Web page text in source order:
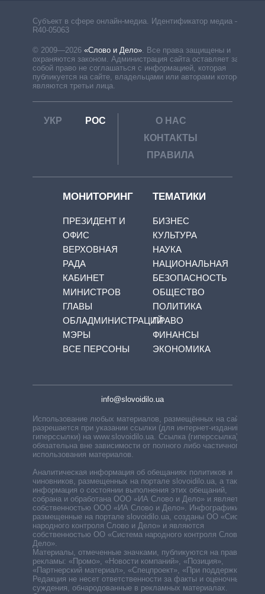
Субъект в сфере онлайн-медиа. Идентификатор медиа –
R40-05063
© 2009—2026 «Слово и Дело». Все права защищены и
охраняются законом. Администрация сайта оставляет за
собой право не соглашаться с информацией, которая
публикуется на сайте, владельцами или авторами которой
являются третьи лица.
УКР РОС
О НАС
КОНТАКТЫ
ПРАВИЛА
МОНИТОРИНГ
ПРЕЗИДЕНТ И
ОФИС
ВЕРХОВНАЯ
РАДА
КАБИНЕТ
МИНИСТРОВ
ГЛАВЫ
ОБЛАДМИНИСТРАЦИЙ
МЭРЫ
ВСЕ ПЕРСОНЫ
ТЕМАТИКИ
БИЗНЕС
КУЛЬТУРА
НАУКА
НАЦИОНАЛЬНАЯ
БЕЗОПАСНОСТЬ
ОБЩЕСТВО
ПОЛИТИКА
ПРАВО
ФИНАНСЫ
ЭКОНОМИКА
info@slovoidilo.ua
Использование любых материалов, размещённых на сайте,
разрешается при указании ссылки (для интернет-изданий —
гиперссылки) на www.slovoidilo.ua. Ссылка (гиперссылка)
обязательна вне зависимости от полного либо частичного
использования материалов.
Аналитическая информация об обещаниях политиков и
чиновников, размещенных на портале slovoidilo.ua, а также
информация о состоянии выполнения этих обещаний,
собрана и обработана ООО «ИА Слово и Дело» и является
собственностью ООО «ИА Слово и Дело». Инфографики,
размещенные на портале slovoidilo.ua, созданы ОО «Система
народного контроля Слово и Дело» и являются
собственностью ОО «Система народного контроля Слово и
Дело».
Материалы, отмеченные значками, публикуются на правах
рекламы: «Промо», «Новости компаний», «Позиция»,
«Партнерский материал», «Спецпроект», «При поддержке».
Редакция не несет ответственности за факты и оценочные
суждения, обнародованные в рекламных материалах.